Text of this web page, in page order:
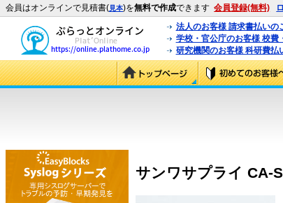
会員はオンラインで見積書(見本)を無料で作成できます 会員登録(無料)
法人のお客様 請求書払いの
学校・官公庁のお客様 校費
研究機関のお客様 科研費払
サンワサプライ CA-